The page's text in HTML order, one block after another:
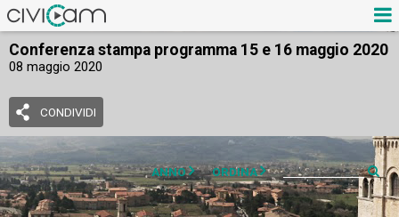
Conferenza stampa programma 15 e 16 maggio 2020
08 maggio 2020
CONDIVIDI

ORDINA
ANNO